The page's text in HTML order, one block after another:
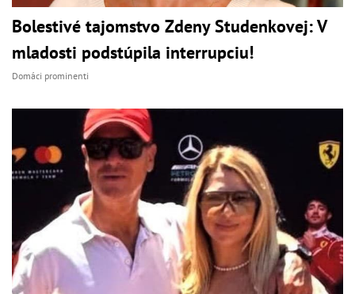
Bolestivé tajomstvo Zdeny Studenkovej: V
mladosti podstúpila interrupciu!
Domáci prominenti